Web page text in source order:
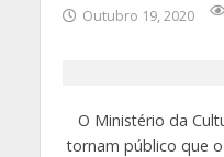
Outubro 19, 2020
O Ministério da
tornam público que